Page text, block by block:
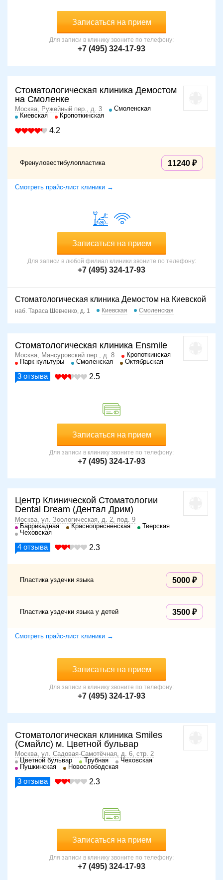
Записаться на прием
Для записи в клинику звоните по телефону:
+7 (495) 324-17-93
Стоматологическая клиника Демостом
на Смоленке
Москва, Ружейный пер., д. 3
Смоленская
Киевская
Кропоткинская
4.2
Френуловестибулопластика 11240
Смотреть прайс-лист клиники →
Записаться на прием
Для записи в любой филиал клиники звоните по телефону:
+7 (495) 324-17-93
Стоматологическая клиника Демостом на Киевской
наб. Тараса Шевченко, д. 1 Киевская Смоленская
Стоматологическая клиника Ensmile
Москва, Мансуровский пер., д. 8
Кропоткинская
Парк культуры
Смоленская Октябрьская
3 отзыва 2.5
Записаться на прием
Для записи в клинику звоните по телефону:
+7 (495) 324-17-93
Центр Клинической Стоматологии
Dental Dream (Дентал Дрим)
Москва, ул. Зоологическая, д. 2, под. 9
Баррикадная
Краснопресненская
Тверская
Чеховская
4 отзыва 2.3
Пластика уздечки языка 5000
Пластика уздечки языка у детей 3500
Смотреть прайс-лист клиники →
Записаться на прием
Для записи в клинику звоните по телефону:
+7 (495) 324-17-93
Стоматологическая клиника Smiles
(Смайлс) м. Цветной бульвар
Москва, ул. Садовая-Самотёчная, д. 6, стр. 2
Цветной бульвар
Трубная
Чеховская
Пушкинская
Новослободская
3 отзыва 2.3
Записаться на прием
Для записи в клинику звоните по телефону:
+7 (495) 324-17-93